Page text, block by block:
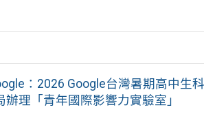
：2026 Google台灣暑期高中生
理「青年國際影響力實驗室」